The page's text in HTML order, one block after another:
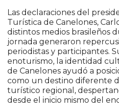
Las declaraciones del
Turística de Canelones,
distintos medios brasileños
jornada generaron
periodistas y participantes.
enoturismo, la identidad
de Canelones ayudó a
como un destino diferente
turístico regional,
desde el inicio mismo del